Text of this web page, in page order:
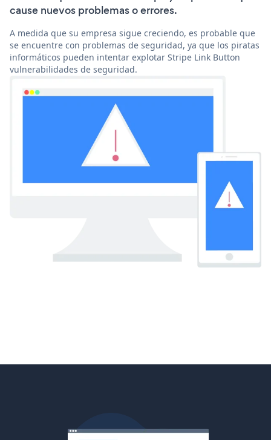
cause nuevos problemas o errores.
A medida que su empresa sigue creciendo, es probable que
se encuentre con problemas de seguridad, ya que los piratas
informáticos pueden intentar explotar Stripe Link Button
vulnerabilidades de seguridad.